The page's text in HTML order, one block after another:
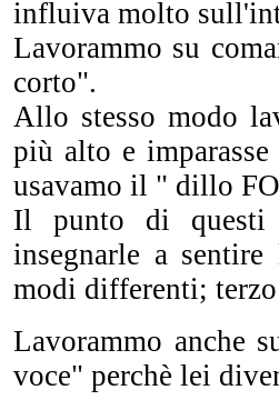
influiva molto
Lavorammo su
corto".
Allo stesso modo
più alto e
usavamo il " dillo
Il punto di questi
insegnarle a
modi differenti;
Lavorammo anche
voce" perchè lei